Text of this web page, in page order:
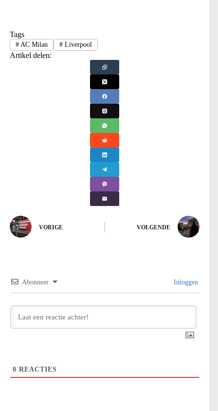
Tags
#AC Milan #Liverpool
Artikel delen:
VORIGE VOLGENDE
Abonneer Inloggen
0 REACTIES